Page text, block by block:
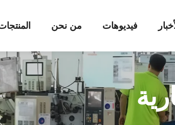
من نحن فيديوهات